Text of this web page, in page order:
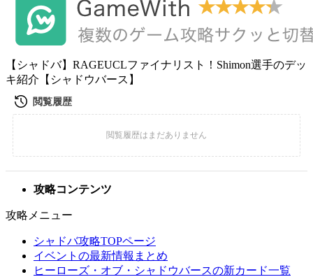
【シャドバ】RAGEUCLファイナリスト！Shimon選手のデッ
キ紹介【シャドウバース】
攻略コンテンツ
攻略メニュー
シャドバ攻略TOPページ
イベントの最新情報まとめ
ヒーローズ・オブ・シャドウバースの新カード一覧